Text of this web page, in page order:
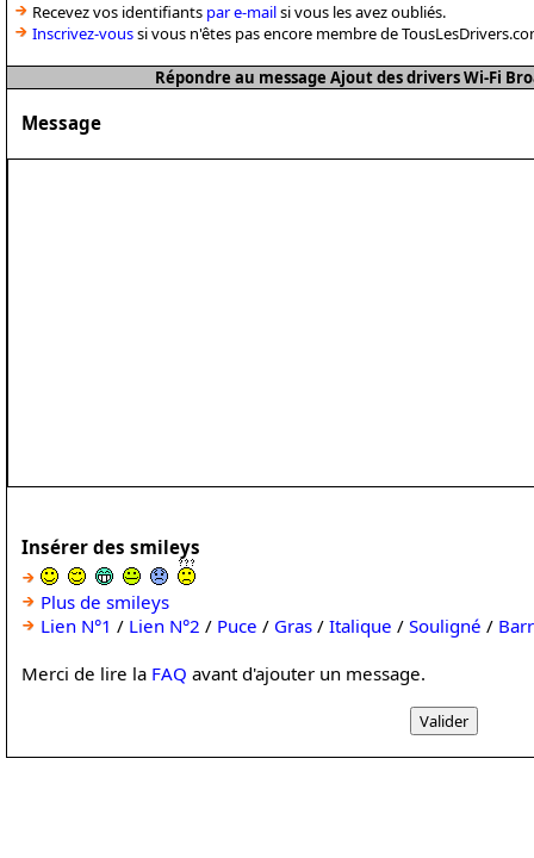
Recevez vos identifiants par e-mailsi vous les avez oubliés.
Inscrivez-voussi vous n'êtes pas encore membre de
Répondre au message Ajout des drivers Wi-Fi
Message
Insérer des smileys
Plus de smileys
Lien N°1 / Lien N°2 / Puce / Gras / Italique / Souligné /
Merci de lire la FAQ avant d'ajouter un message.